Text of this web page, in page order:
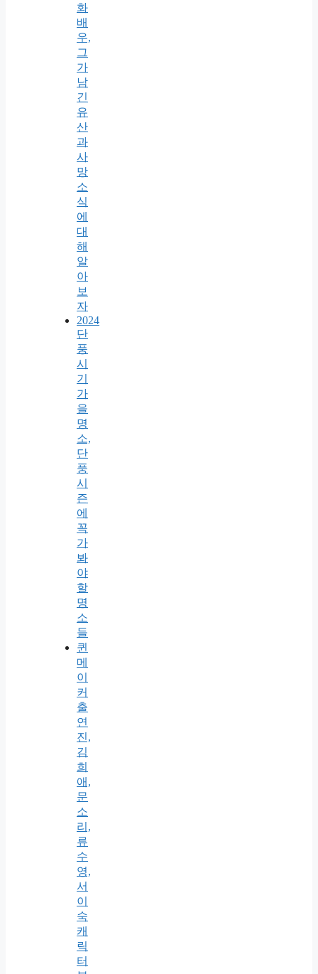
화
배
우,
그
가
남
긴
유
산
과
사
망
소
식
에
대
해
알
아
보
자
2024
단
풍
시
기
가
을
명
소,
단
풍
시
즌
에
꼭
가
봐
야
할
명
소
들
퀸
메
이
커
출
연
진,
김
희
애,
문
소
리,
류
수
영,
서
이
숙
캐
릭
터